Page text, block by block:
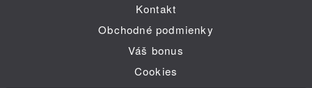
Kontakt
Obchodné podmienky
Váš bonus
Cookies